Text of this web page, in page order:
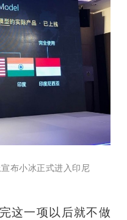
布小冰正式进入印尼
这一项以后就不做